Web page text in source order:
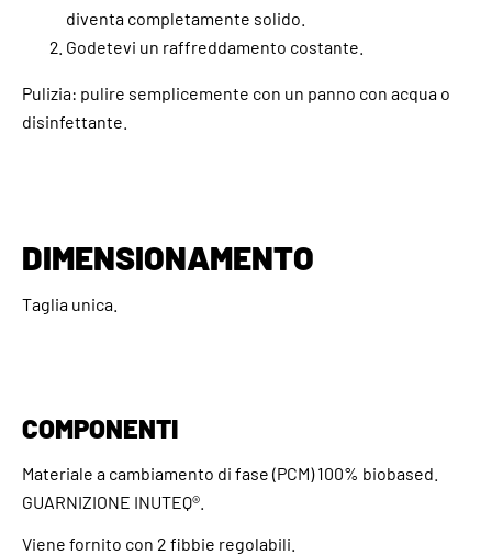
diventa completamente solido.
Godetevi un raffreddamento costante.
Pulizia: pulire semplicemente con un panno con acqua o
disinfettante.
DIMENSIONAMENTO
Taglia unica.
COMPONENTI
Materiale a cambiamento di fase (PCM) 100% biobased.
GUARNIZIONE INUTEQ®.
Viene fornito con 2 fibbie regolabili.